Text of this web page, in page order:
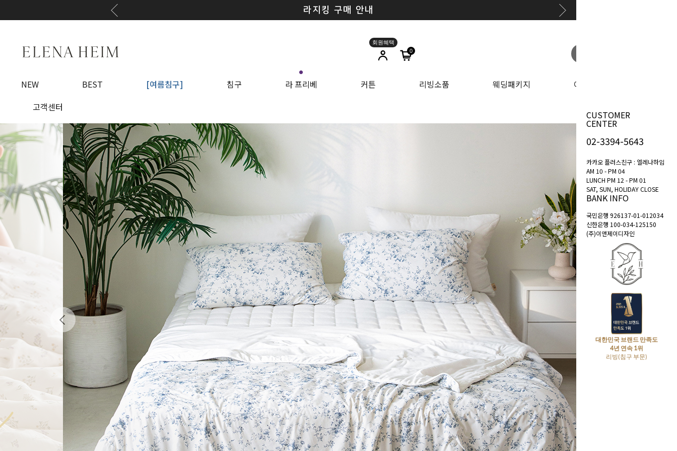
라지킹 구매 안내
CUSTOMER
CENTER
02-3394-5643
카카오 플러스친구 : 엘레나하임
AM 10 - PM 04
LUNCH PM 12 - PM 01
SAT, SUN, HOLIDAY CLOSE
BANK INFO
국민은행 926137-01-012034
신한은행 100-034-125150
(주)이앤제이디자인
대한민국 브랜드 만족도
4년 연속 1위
리빙(침구 부문)
0
NEW BEST [여름침구] 침구
●
라 프리베 커튼 리빙소품 웨딩패키지
이벤트
고객센터